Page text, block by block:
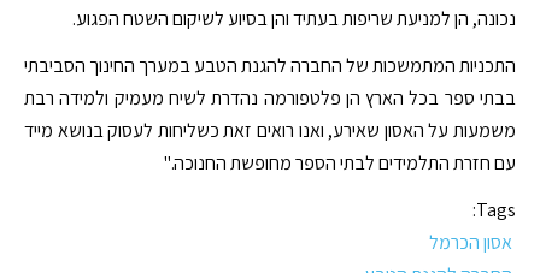
נכונה, הן למניעת שריפות בעתיד והן בסיוע לשיקום השטח הפגוע.
התכניות המתמשכות של החברה להגנת הטבע במערך החינוך הסביבתי
בבתי ספר בכל הארץ הן פלטפורמה נהדרת לשיח מעמיק ולמידה רבת
משמעות על האסון שאירע, ואנו רואים זאת כשליחות לעסוק בנושא מייד
עם חזרת התלמידים לבתי הספר מחופשת החנוכה."
Tags:
אסון הכרמל